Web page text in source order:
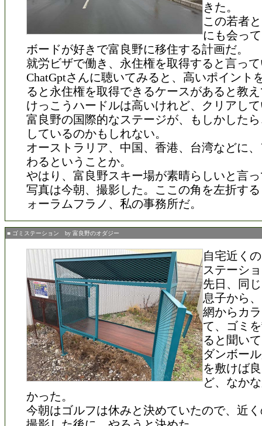
きた。
この若者
にも会っ
ボードが好きで富良野に移住する計画だ。
就労ビザで働き、永住権を取得すると言っ
ChatGptさんに聴いてみると、高いポイント
ると永住権を取得できるケースがあると教
けっこうハードルは高いけれど、クリアし
富良野の国際的なステージが、もしかした
しているのかもしれない。
オーストラリア、中国、香港、台湾などに
わるということか。
やはり、富良野スキー場が素晴らしいと言
写真は今朝、撮影した。ここの角を左折す
ォーラムフラノ、私の事務所だ。
■ ゴミステーション by 富良野のオダジー
自宅近く
ステーシ
先日、同
息子から
網からカ
て、ゴミ
ると聞い
ダンボー
を敷けば
ど、なか
かった。
今朝はゴルフは休みと決めていたので、近